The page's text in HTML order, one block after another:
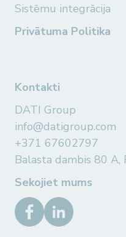
Kontakti
DATI Group
info@datigroup.com
+371 67602797
Balasta dambis 80 A,
Sekojiet mums
Sistēmu integrācija
Privātuma Politika